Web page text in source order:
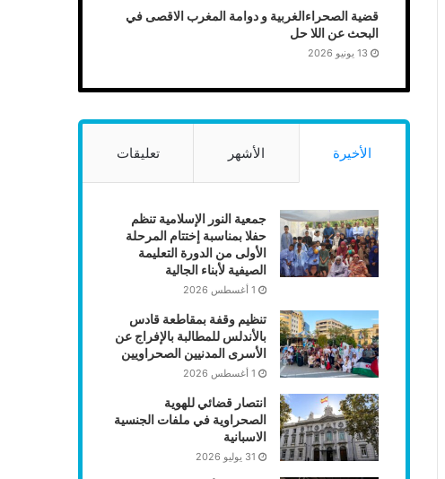
قضية الصحراءالغربية و دوامة المغرب الاقصى في
البحث عن اللا حل
13 يونيو 2026
الأخيرة الأشهر تعليقات
جمعية النور الإسلامية تنظم
حفلا بمناسبة إختتام المرحلة
الأولى من الدورة التعليمة
الصيفية لأبناء الجالية
1 أغسطس 2026
تنظيم وقفة بمقاطعة قادس
بالأندلس للمطالبة بالإفراج عن
الأسرى المدنيين الصحراويين
1 أغسطس 2026
انتصار قضائي للهوية
الصحراوية في ملفات الجنسية
الاسبانية
31 يوليو 2026